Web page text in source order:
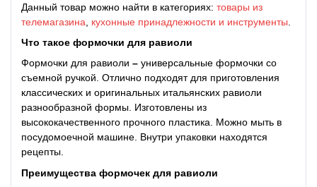
Данный товар можно найти в категориях: товары из
телемагазина
кухонные принадлежности и инструменты
Что такое формочки для равиоли
Формочки для равиоли – универсальные формочки со
съемной ручкой. Отлично подходят для приготовления
классических и оригинальных итальянских равиоли
разнообразной формы. Изготовлены из
высококачественного прочного пластика. Можно мыть в
посудомоечной машине. Внутри упаковки находятся
рецепты.
Преимущества формочек для равиоли